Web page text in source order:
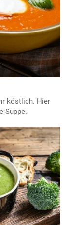
köstlich. Hier
Suppe.